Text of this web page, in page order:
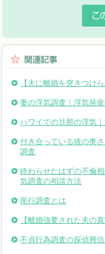
【夫に離婚を突きつけ
妻の浮気調査｜浮気発
ハワイでの旦那の浮気
付き合っている彼の奥
調査
終わらせたはずの不倫
気調査の相談方法
尾行調査とは
【離婚強要された夫の
不貞行為調査の探偵興